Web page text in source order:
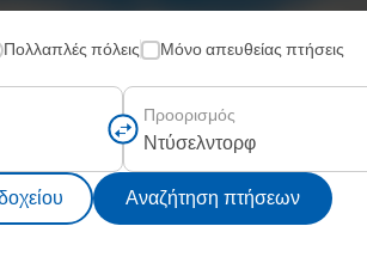
Πολλαπλές πόλεις Μόνο απευθείας πτήσεις
Προορισμός
Αναζήτηση πτήσεων